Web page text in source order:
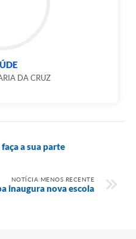
DA CRUZ
a sua parte
NOTÍCIA MENOS RECENTE
inaugura nova escola